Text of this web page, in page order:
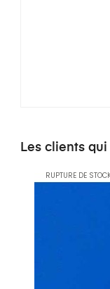
Les clients
RUPTURE DE